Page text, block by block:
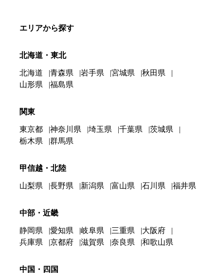
エリアから探す
北海道・東北
北海道 青森県 岩手県 宮城県
秋田県
山形県
福島県
関東
東京都 神奈川県 埼玉県 千葉県
茨城県
栃木県
群馬県
甲信越・北陸
山梨県 長野県 新潟県 富山県 石川県 福井県
中部・近畿
静岡県 愛知県 岐阜県 三重県
大阪府
兵庫県
京都府 滋賀県 奈良県 和歌山県
中国・四国